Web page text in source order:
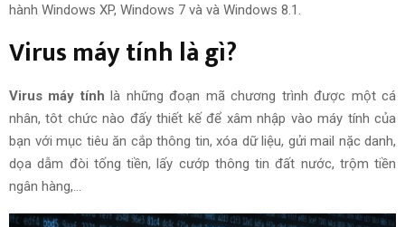
hành Windows XP, Windows 7 và và Windows 8.1.
Virus máy tính là gì?
Virus máy tính là những đoạn mã chương trình được một cá
nhân, tôt chức nào đấythiết kế để xâm nhập vào máy tính của
bạn với mục tiêu ăn cắp thông tin, xóa dữ liệu, gửi mail nặc danh,
dọa dẫm đòi tống tiền, lấy cướp thông tinđất nước, trộm tiền
ngân hàng,…